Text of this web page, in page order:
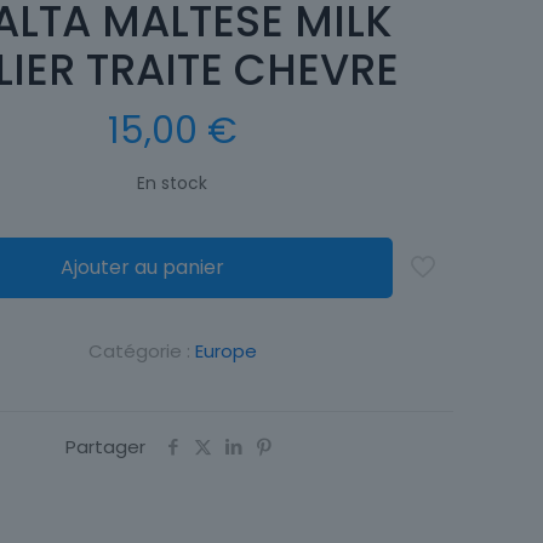
MALTESE MILK
TRAITE CHEVRE
15,00 €
En stock
Ajouter au panier
Catégorie : Europe
Partager